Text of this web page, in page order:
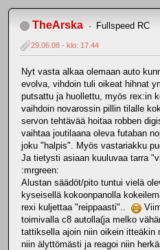
TheArska Fullspeed RC
29.06.08 - klo: 17.44
Nyt vasta alkaa olemaan auto
evolva, vihdoin tuli oikeat hihnat
putsattu ja huollettu, myös rex:in
vaihdoin novarossin pillin tilalle
servon tehtävää hoitaa robben
vaihtaa joutilaana oleva futaban
joku "halpis". Myös vastariakku
Ja tietysti asiaan kuuluvaa tarra
:mrgreen:
Alustan säädöt/pito tuntui vielä
kyseisellä kokoonpanolla
rexi kuljettaa "reippaasti"..
toimivalla c8 autolla(ja melko
tattiksella ajoin niin oikein itteäkin
niin älyttömästi ja reagoi niin